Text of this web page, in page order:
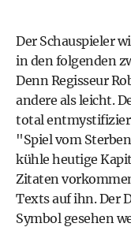
Der Schauspieler
in den folgenden
Denn Regisseur
andere als leicht.
total
"Spiel vom
kühle heutige
Zitaten
Texts auf ihn. Der
Symbol gesehen